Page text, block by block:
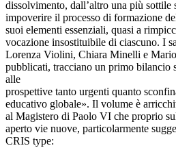
dissolvimento, dall’altro una più sottile
impoverire il processo di formazione
suoi elementi essenziali, quasi a
vocazione insostituibile di ciascuno. I
Lorenza Violini, Chiara Minelli e
pubblicati, tracciano un primo bilancio
alle
prospettive tanto urgenti quanto
educativo globale». Il volume è
al Magistero di Paolo VI che proprio
aperto vie nuove, particolarmente
CRIS type: